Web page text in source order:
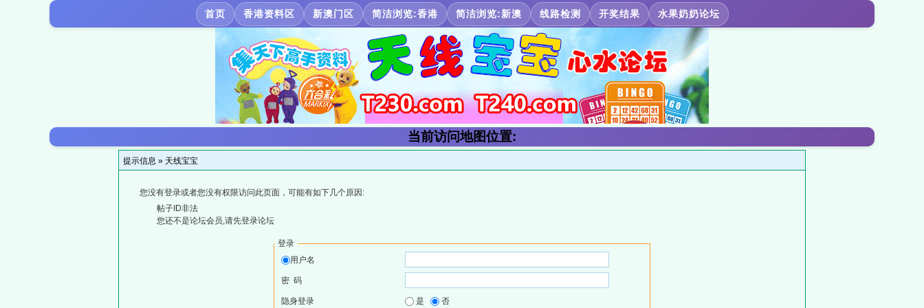
首页 香港资料区 新澳门区 简洁浏览:香港 简洁浏览:新澳 线路检测 开奖结果 水果奶奶论坛
当前访问地图位置:
提示信息 » 天线宝宝
您没有登录或者您没有权限访问此页面，可能有如下几个原因:
帖子ID非法
您还不是论坛会员,请先登录论坛
登录
用户名
密 码
隐身登录 是 否